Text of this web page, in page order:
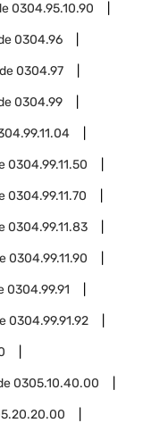
0304.95.10.90
0304.96
0304.97
0304.99
0304.99.11.50
0304.99.11.70
0304.99.11.83
0304.99.11.90
0304.99.91
0304.99.91.92
0305.10.40.00